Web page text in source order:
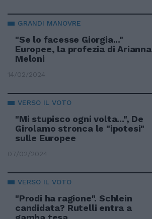
GRANDI MANOVRE
"Se lo facesse Giorgia..."
Europee, la profezia di Arianna
Meloni
14/02/2024
VERSO IL VOTO
"Mi stupisco ogni volta...", De
Girolamo stronca le "ipotesi"
sulle Europee
07/02/2024
VERSO IL VOTO
"Prodi ha ragione". Schlein
candidata? Rutelli entra a